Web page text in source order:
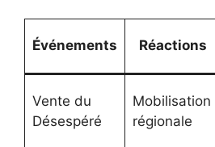
Événements Réactions
Vente du
Désespéré
Mobilisation
régionale